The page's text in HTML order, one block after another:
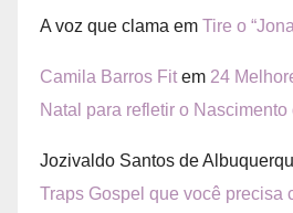
A voz que clama em Tire o
Camila Barros Fit em 24
Natal para refletir o Nascimento
Jozivaldo Santos de
Traps Gospel que você precisa